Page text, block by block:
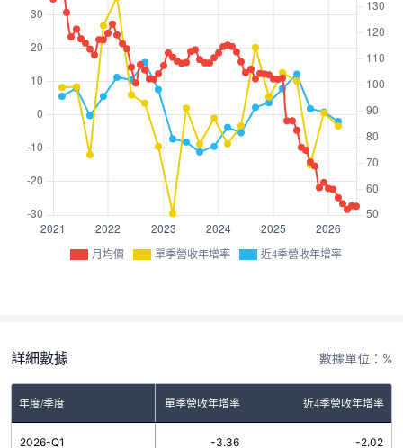
月均價 單季營收年增率 近4季營收年增率
詳細數據 數據單位：%
年度/季度 單季營收年增率 近4季營收年增率
2026-Q1 -3.36 -2.02